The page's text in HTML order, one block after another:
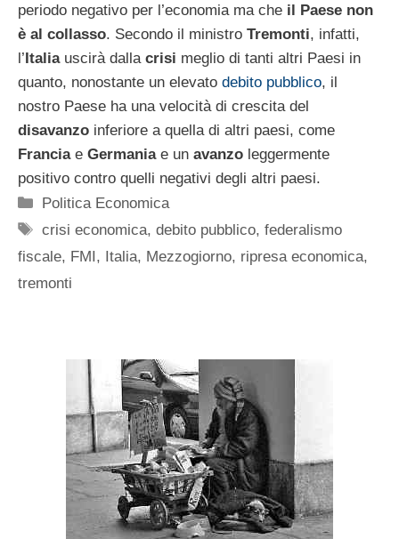
periodo negativo per l’economia ma che il Paese non
è al collasso. Secondo il ministro Tremonti, infatti,
l’Italiauscirà dalla crisi meglio di tanti altri Paesi in
quanto, nonostante un elevato debito pubblico, il
nostro Paese ha una velocità di crescita del
disavanzo inferiore a quella di altri paesi, come
Franciae Germaniae un avanzo leggermente
positivo contro quelli negativi degli altri paesi.
Categorie
Politica Economica
Tag
crisi economica,debito pubblico,federalismo
fiscale, FMI, Italia, Mezzogiorno, ripresa economica,
tremonti